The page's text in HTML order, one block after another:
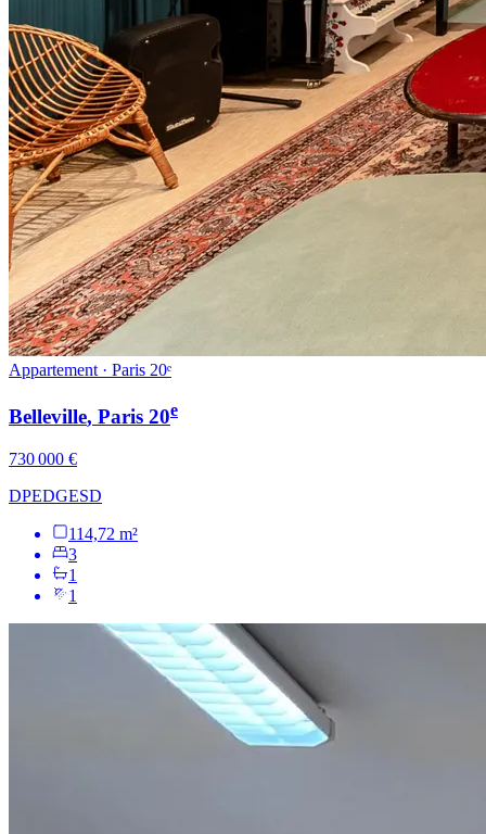
Appartement · Paris 20ᵉ
Belleville, Paris 20e
730 000 €
DPEDGESD
114,72 m²
3
1
1